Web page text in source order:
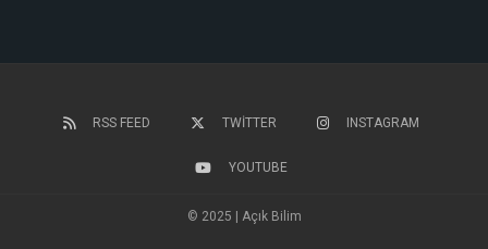
RSS FEED TWITTER INSTAGRAM
YOUTUBE
© 2025 | Açık Bilim